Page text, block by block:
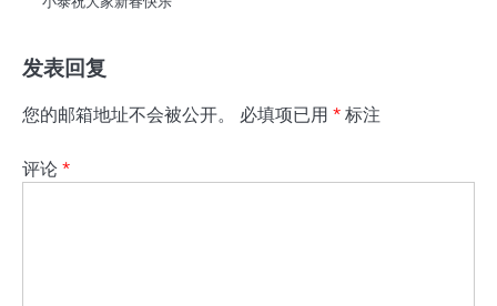
发表回复
您的邮箱地址不会被公开。 必填项已用 * 标注
评论 *